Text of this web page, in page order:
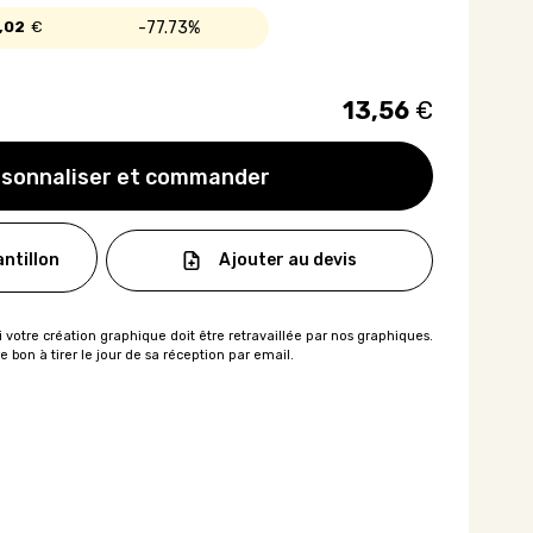
et commander
77.73%
€
13,56 €
Ajouter au devis